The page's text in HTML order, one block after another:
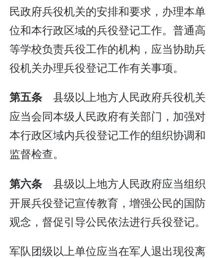
民政府兵役机关的安排和要求，办理本单
位和本行政区域的兵役登记工作。普通高
等学校负责兵役工作的机构，应当协助兵
役机关办理兵役登记工作有关事项。
第五条县级以上地方人民政府兵役机关
应当会同本级人民政府有关部门，加强对
本行政区域内兵役登记工作的组织协调和
监督检查。
第六条县级以上地方人民政府应当组织
开展兵役登记宣传教育，增强公民的国防
观念，督促引导公民依法进行兵役登记。
军队团级以上单位应当在军人退出现役离